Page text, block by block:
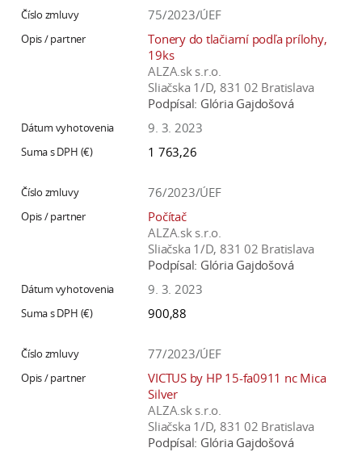
75/2023/ÚEF
Tonery do tlačiarní podľa prílohy,
19ks
ALZA.sk s.r.o.
Sliačska 1/D, 831 02 Bratislava
Podpísal: Glória Gajdošová
9. 3. 2023
1 763,26
76/2023/ÚEF
Počítač
ALZA.sk s.r.o.
Sliačska 1/D, 831 02 Bratislava
Podpísal: Glória Gajdošová
9. 3. 2023
900,88
77/2023/ÚEF
VICTUS by HP 15-fa0911 nc Mica
Silver
ALZA.sk s.r.o.
Sliačska 1/D, 831 02 Bratislava
Podpísal: Glória Gajdošová